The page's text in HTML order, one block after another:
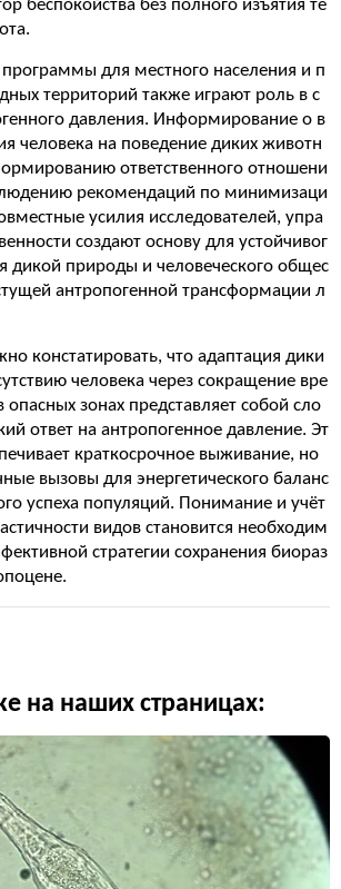
беспокойства без полного изъятия те
для местного населения и п
территорий также играют роль в с
давления. Информирование о в
человека на поведение диких животн
ответственного отношени
рекомендаций по минимизаци
усилия исследователей, упра
создают основу для устойчивог
дикой природы и человеческого общес
антропогенной трансформации л
констатировать, что адаптация дики
человека через сокращение вре
зонах представляет собой сло
ответ на антропогенное давление. Эт
краткосрочное выживание, но
вызовы для энергетического баланс
успеха популяций. Понимание и учёт
видов становится необходим
стратегии сохранения биораз
на наших страницах: